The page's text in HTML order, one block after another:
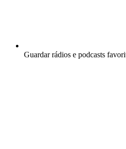
Guardar rádios e podcasts